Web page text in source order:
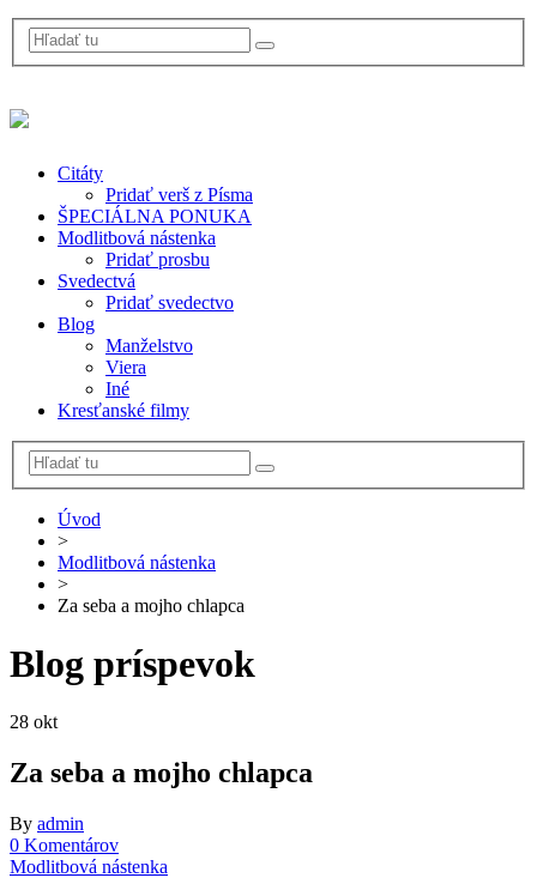
Citáty
Pridať verš z Písma
ŠPECIÁLNA PONUKA
Modlitbová nástenka
Pridať prosbu
Svedectvá
Pridať svedectvo
Blog
Manželstvo
Viera
Iné
Kresťanské filmy
Úvod
>
Modlitbová nástenka
>
Za seba a mojho chlapca
Blog príspevok
28 okt
Za seba a mojho chlapca
By admin
0 Komentárov
Modlitbová nástenka